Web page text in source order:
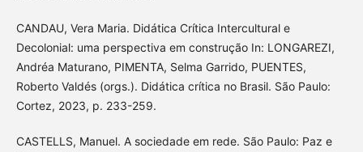
CANDAU, Vera Maria. Didática Crítica Intercultural e
Decolonial: uma perspectiva em construção In: LONGAREZI,
Andréa Maturano, PIMENTA, Selma Garrido, PUENTES,
Roberto Valdés (orgs.). Didática crítica no Brasil. São Paulo:
Cortez, 2023, p. 233-259.
CASTELLS, Manuel. A sociedade em rede. São Paulo: Paz e